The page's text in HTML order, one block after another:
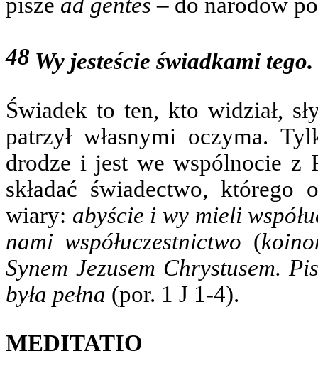
48 Wy jesteście świadkami tego.
Świadek to ten, kto widział,
patrzył własnymi oczyma.
drodze i jest we wspólnocie z
składać świadectwo, którego
wiary: abyście i wy mieli
nami współuczestnictwo (
Synem Jezusem Chrystusem.
była pełna (por. 1 J 1-4).
MEDITATIO